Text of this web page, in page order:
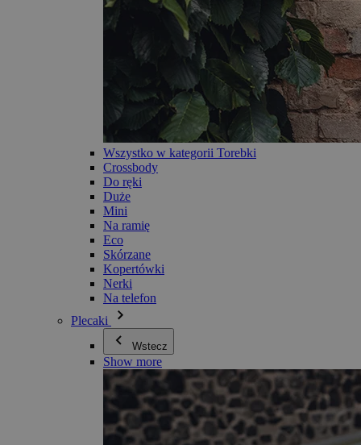
Wszystko w kategorii Torebki
Crossbody
Do ręki
Duże
Mini
Na ramię
Eco
Skórzane
Kopertówki
Nerki
Na telefon
Plecaki
Wstecz
Show more